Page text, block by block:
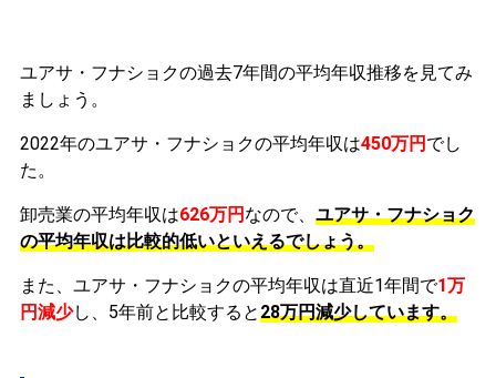
ユアサ・フナショクの過去7年間の平均年収推移を見てみ
ましょう。
2022年のユアサ・フナショクの平均年収は450万円 でし
た。
卸売業の平均年収は626万円 なので、 ユアサ・フナショク
の平均年収は比較的低いといえるでしょう。
また、ユアサ・フナショクの平均年収は直近1年間で1万
円減少し、5年前と比較すると28万円減少しています。